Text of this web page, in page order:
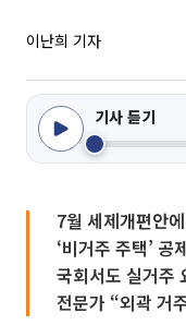
이난희 기자
기사 듣기
7월 세제개편안
‘비거주 주택’ 공
국회서도 실거주
전문가 “외곽 거